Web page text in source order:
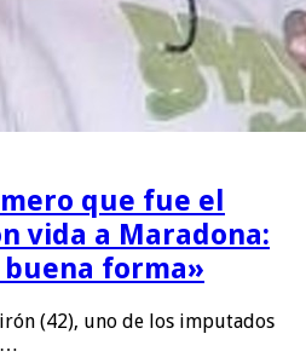
que fue el
vida a Maradona:
buena forma»
(42), uno de los imputados
…